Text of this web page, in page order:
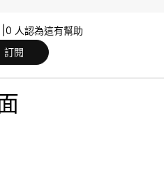
0 人認為這有幫助
訂閱